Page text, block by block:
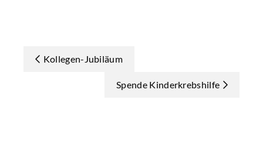
Kollegen-Jubiläum
Spende Kinderkrebshilfe